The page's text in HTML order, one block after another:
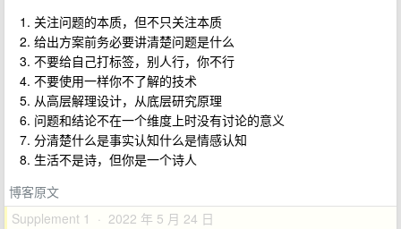
关注问题的本质，但不只关注本质
给出方案前务必要讲清楚问题是什么
不要给自己打标签，别人行，你不行
不要使用一样你不了解的技术
从高层解理设计，从底层研究原理
问题和结论不在一个维度上时没有讨论的意义
分清楚什么是事实认知什么是情感认知
生活不是诗，但你是一个诗人
博客原文
Supplement 1 · 2022 年 5 月 24 日